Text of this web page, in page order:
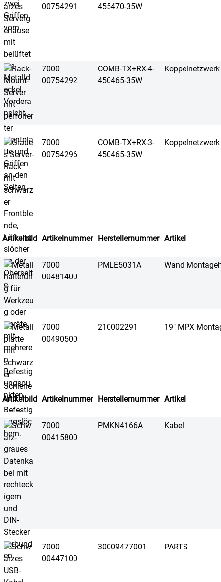
00754291
455470-35W
7000
00754292
COMB-TX+RX-4-
450465-35W
Koppelnetzwerk
7000
00754296
COMB-TX+RX-3-
450465-35W
Koppelnetzwerk
Artikelbild Artikelnummer Herstellernummer Artikel
7000
00481400
PMLE5031A Wand
7000
00490500
210002291 19" MPX
Artikelbild Artikelnummer Herstellernummer Artikel
7000
00415800
PMKN4166A Kabel
7000
00447100
30009477001 PARTS